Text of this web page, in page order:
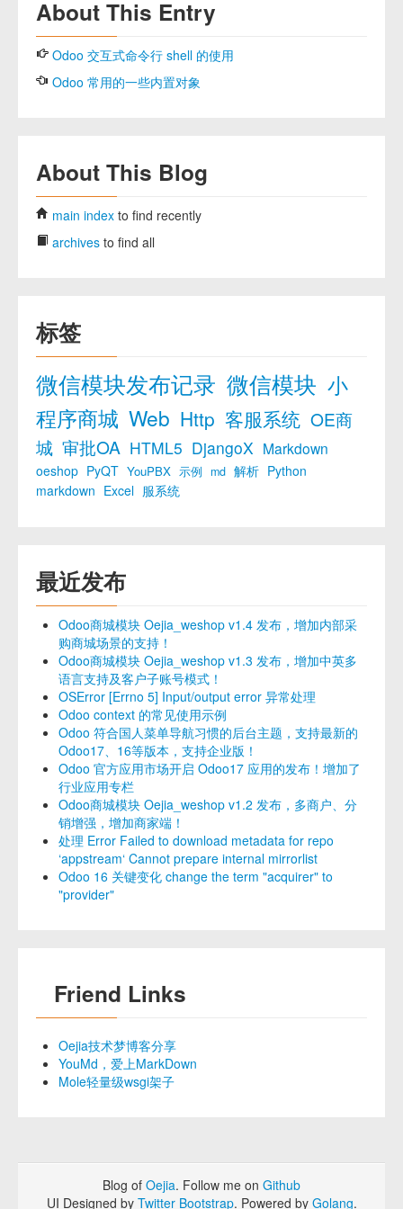
About This Entry
Odoo 交互式命令行 shell 的使用
Odoo 常用的一些内置对象
About This Blog
main index to find recently
archives to find all
标签
微信模块发布记录 微信模块 小
程序商城 Web Http 客服系统 OE商
城 审批OA HTML5 DjangoX Markdown
oeshop PyQT YouPBX 示例 md 解析 Python
markdown Excel 服系统
最近发布
Odoo商城模块 Oejia_weshop v1.4 发布，增加内部采
购商城场景的支持！
Odoo商城模块 Oejia_weshop v1.3 发布，增加中英多
语言支持及客户子账号模式！
OSError [Errno 5] Input/output error 异常处理
Odoo context 的常见使用示例
Odoo 符合国人菜单导航习惯的后台主题，支持最新的
Odoo17、16等版本，支持企业版！
Odoo 官方应用市场开启 Odoo17 应用的发布！增加了
行业应用专栏
Odoo商城模块 Oejia_weshop v1.2 发布，多商户、分
销增强，增加商家端！
处理 Error Failed to download metadata for repo
‘appstream‘ Cannot prepare internal mirrorlist
Odoo 16 关键变化 change the term "acquirer" to
"provider"
Friend Links
Oejia技术梦博客分享
YouMd，爱上MarkDown
Mole轻量级wsgi架子
Blog of Oejia. Follow me on Github
UI Designed by Twitter Bootstrap. Powered by Golang.